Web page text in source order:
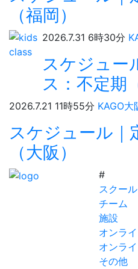
（福岡）
2026.7.31 6時30分
スケジュー
ス：不定期
2026.7.21 11時55分 KAGO大
スケジュール｜
（大阪）
#
スクール
チーム
施設
オンラ
オンラ
その他